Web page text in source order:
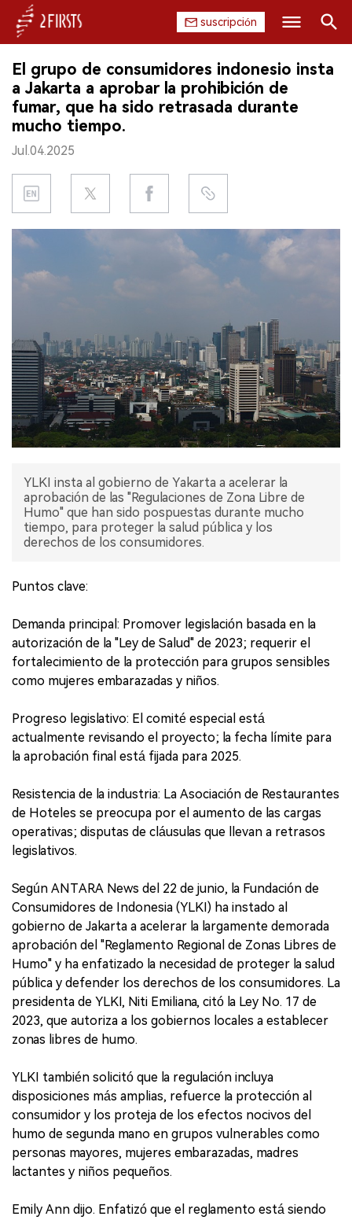
suscripción
INICIO
EMPRESA
PRODUCTO
REGULACIÓN
CHINA
DATOS
ENTREVISTA
Buscar
El grupo de consumidores indonesio insta
a Jakarta a aprobar la prohibición de
fumar, que ha sido retrasada durante
mucho tiempo.
Jul.04.2025
YLKI insta al gobierno de Yakarta a acelerar la
aprobación de las "Regulaciones de Zona Libre de
Humo" que han sido pospuestas durante mucho
tiempo, para proteger la salud pública y los
derechos de los consumidores.
Puntos clave:
Demanda principal: Promover legislación basada en la
autorización de la "Ley de Salud" de 2023; requerir el
fortalecimiento de la protección para grupos sensibles
como mujeres embarazadas y niños.
Progreso legislativo: El comité especial está
actualmente revisando el proyecto; la fecha límite para
la aprobación final está fijada para 2025.
Resistencia de la industria: La Asociación de Restaurantes
de Hoteles se preocupa por el aumento de las cargas
operativas; disputas de cláusulas que llevan a retrasos
legislativos.
Según ANTARA News del 22 de junio, la Fundación de
Consumidores de Indonesia (YLKI) ha instado al
gobierno de Jakarta a acelerar la largamente demorada
aprobación del "Reglamento Regional de Zonas Libres de
Humo" y ha enfatizado la necesidad de proteger la salud
pública y defender los derechos de los consumidores. La
presidenta de YLKI, Niti Emiliana, citó la Ley No. 17 de
2023, que autoriza a los gobiernos locales a establecer
zonas libres de humo.
YLKI también solicitó que la regulación incluya
disposiciones más amplias, refuerce la protección al
consumidor y los proteja de los efectos nocivos del
humo de segunda mano en grupos vulnerables como
personas mayores, mujeres embarazadas, madres
lactantes y niños pequeños.
Emily Ann dijo. Enfatizó que el reglamento está siendo